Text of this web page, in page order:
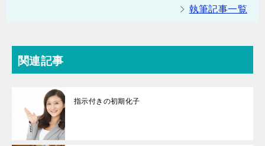
執筆記事一覧
関連記事
指示付きの初期化子